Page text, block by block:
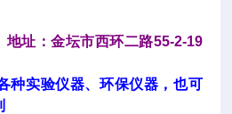
址：金坛市西环二路55-2-19
种实验仪器、环保仪器，也可